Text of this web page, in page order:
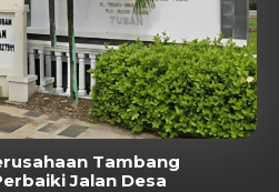
Tambang
Jalan Desa